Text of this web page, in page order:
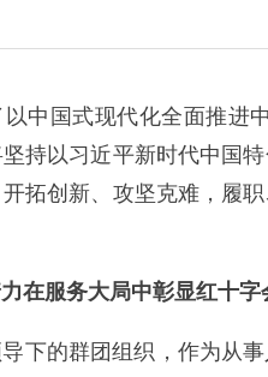
中国式现代化全面推进
持以习近平新时代中国
拓创新、攻坚克难，履
在服务大局中彰显红十字
下的群团组织，作为从